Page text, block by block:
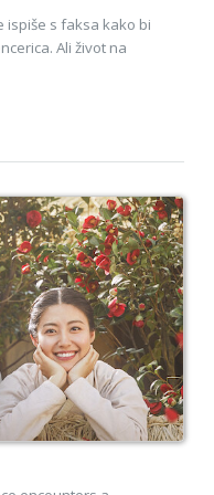
ispiše s faksa kako bi
Ali život na